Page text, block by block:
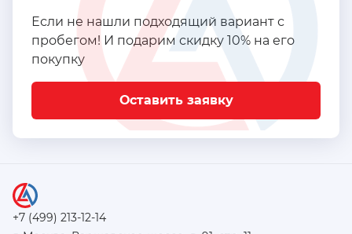
Если не нашли подходящий вариант с
пробегом! И подарим скидку 10% на его
покупку
Оставить заявку
+7 (499) 213-12-14